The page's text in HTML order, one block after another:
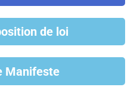
de loi
Manifeste